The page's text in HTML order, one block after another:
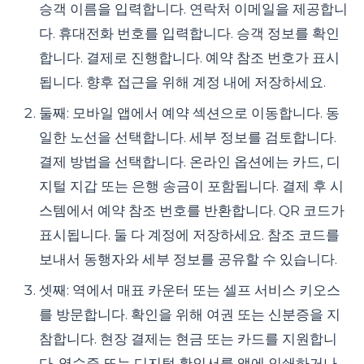
승객 이름을 입력합니다. 연락처 이메일을 제공합니
다. 휴대전화 번호를 입력합니다. 승객 정보를 확인
합니다. 결제로 진행합니다. 예약 참조 번호가 표시
됩니다. 향후 접근을 위해 계정 내에 저장하세요.
둘째: 모바일 앱에서 예약 섹션으로 이동합니다. 동
일한 노선을 선택합니다. 세부 정보를 검토합니다.
결제 방법을 선택합니다. 온라인 옵션에는 카드, 디
지털 지갑 또는 은행 송금이 포함됩니다. 결제 후 시
스템에서 예약 참조 번호를 반환합니다. QR 코드가
표시됩니다. 둘 다 계정에 저장하세요. 참조 코드를
보내서 동행자와 세부 정보를 공유할 수 있습니다.
셋째: 역에서 매표 카운터 또는 셀프 서비스 키오스
를 방문합니다. 확인을 위해 여권 또는 신분증을 지
참합니다. 현장 결제는 현금 또는 카드를 지원합니